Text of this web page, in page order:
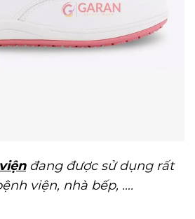
đang được sử dụng rất
viện, nhà bếp, ….